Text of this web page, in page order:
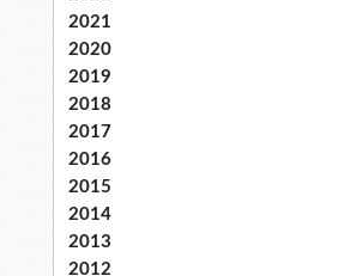
2021
2020
2019
2018
2017
2016
2015
2014
2013
2012